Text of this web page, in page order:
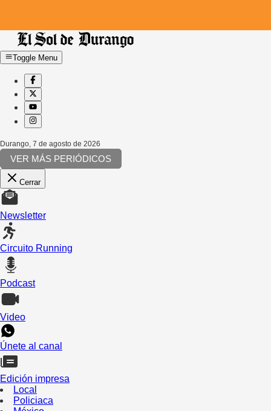
Toggle Menu
Durango 7 de agosto de 2026
VER MÁS PERIÓDICOS
Cerrar
Newsletter
Circuito Running
Podcast
Video
Únete al canal
Edición impresa
Local
Policiaca